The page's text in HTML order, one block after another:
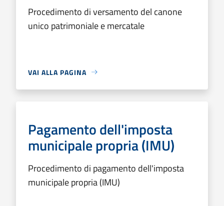
Procedimento di versamento del canone
unico patrimoniale e mercatale
VAI ALLA PAGINA
Pagamento dell'imposta
municipale propria (IMU)
Procedimento di pagamento dell'imposta
municipale propria (IMU)